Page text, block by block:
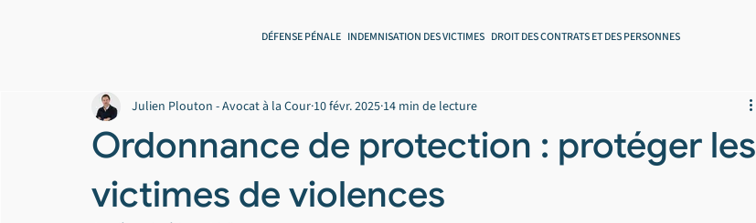
DÉFENSE PÉNALE INDEMNISATION DES VICTIMES DROIT DES CONTRATS ET DES PERSONNES
Ordonnance de protection : protéger les
victimes de violences
Julien Plouton - Avocat à la Cour 10 févr. 2025 14 min de lecture